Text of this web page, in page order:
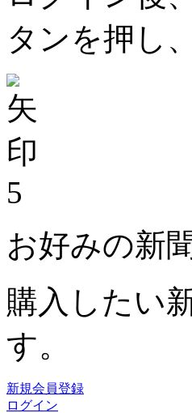
タンを押し
5
お好みの新
購入したい
す。
新規会員登録
ログイン